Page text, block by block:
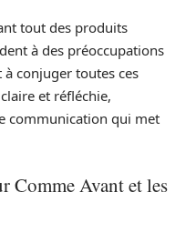
tout des produits
à des préoccupations
conjuger toutes ces
et réfléchie,
communication qui met
Comme Avant et les